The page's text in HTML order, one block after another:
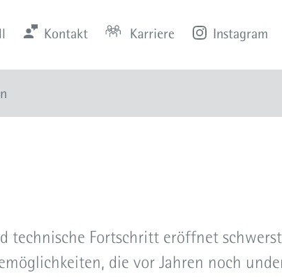
Kontakt Karriere Instagram
technische Fortschritt eröffnet
die vor Jahren noch